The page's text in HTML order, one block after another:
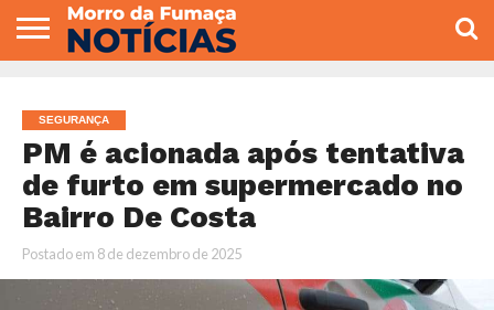
VEREADORES
SEGURANÇA
PM é acionada após tentativa
de furto em supermercado no
Bairro De Costa
Postado em 8 de dezembro de 2025